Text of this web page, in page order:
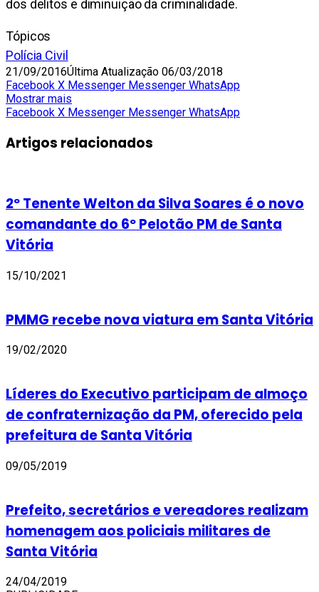
dos delitos e diminuição da criminalidade.
Tópicos
Polícia Civil
21/09/2016Última Atualização 06/03/2018
Facebook X Messenger Messenger WhatsApp
Mostrar mais
Facebook X Messenger Messenger WhatsApp
Artigos relacionados
2º Tenente Welton da Silva Soares é o novo
comandante do 6º Pelotão PM de Santa
Vitória
15/10/2021
PMMG recebe nova viatura em Santa Vitória
19/02/2020
Líderes do Executivo participam de almoço
de confraternização da PM, oferecido pela
prefeitura de Santa Vitória
09/05/2019
Prefeito, secretários e vereadores realizam
homenagem aos policiais militares de
Santa Vitória
24/04/2019